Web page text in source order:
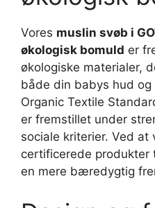
Vores muslin svøb i
økologisk bomuld er
økologiske materialer,
både din babys hud og
Organic Textile
er fremstillet under
sociale kriterier. Ved at
certificerede produkter
en mere bæredygtig